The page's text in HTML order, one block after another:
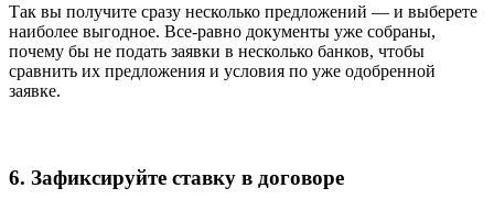
Так вы получите сразу несколько предложений — и выберете
наиболее выгодное. Все-равно документы уже собраны,
почему бы не подать заявки в несколько банков, чтобы
сравнить их предложения и условия по уже одобренной
заявке.
6. Зафиксируйте ставку в договоре